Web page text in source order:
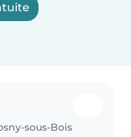
sous-Bois